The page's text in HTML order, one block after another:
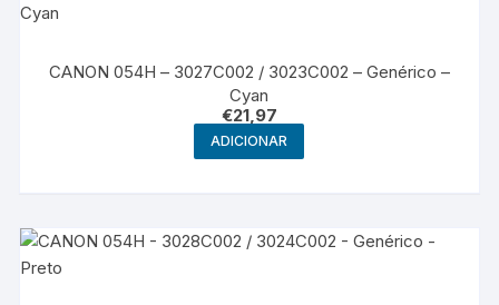
CANON 054H – 3027C002 / 3023C002 – Genérico –
Cyan
€21,97
ADICIONAR